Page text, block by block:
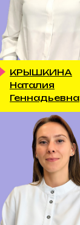
КРЫШКИНА
Наталия
Геннадьевна